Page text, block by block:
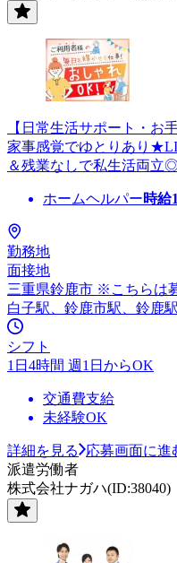
【日常生活サポート・お
家事感覚でゆとりあり
＆残業なしで私生活両立
ホームヘルパー時給
勤務地
面接地
三重県鈴鹿市 ※こちらは
白子駅、鈴鹿市駅、鈴鹿駅
シフト
1日4時間 週1日からOK
交通費支給
未経験OK
詳細を見る
応募画面に進
派遣労働者
株式会社ナガハ(ID:38040)